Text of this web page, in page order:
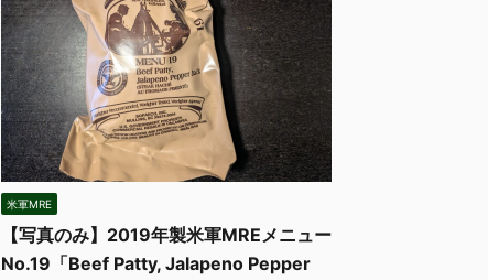
米軍MRE
【写真のみ】2019年製米軍MREメニュー
No.19「Beef Patty, Jalapeno Pepper